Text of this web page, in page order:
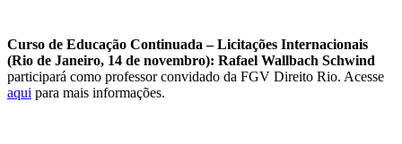
Curso de Educação Continuada – Licitações Internacionais
(Rio de Janeiro, 14 de novembro): Rafael Wallbach Schwind
participará como professor convidado da FGV Direito Rio. Acesse
aqui para mais informações.